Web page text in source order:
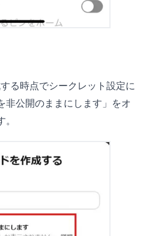
る時点でシークレット設定に
非公開のままにします」をオ